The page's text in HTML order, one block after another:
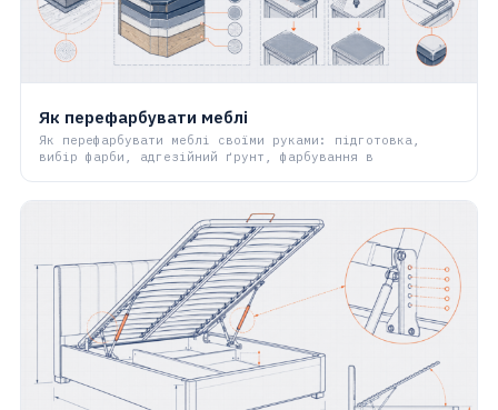
Як перефарбувати меблі
Як перефарбувати меблі своїми руками: підготовка,
вибір фарби, адгезійний ґрунт, фарбування в